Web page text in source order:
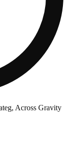
Across Gravity